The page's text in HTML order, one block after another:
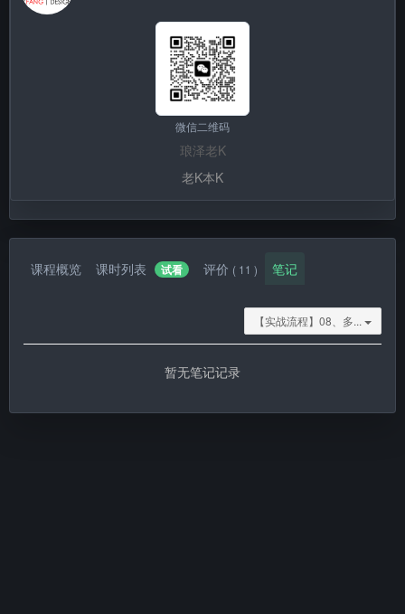
微信二维码
琅泽老K
老K本K
课程概览 课时列表 试看 评价 ( 11 ) 笔记
【实战流程】08、多...
暂无笔记记录